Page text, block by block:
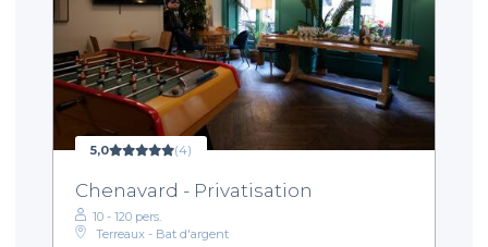
5,0 (4)
Chenavard - Privatisation
10 - 120 pers.
Terreaux - Bat d'argent